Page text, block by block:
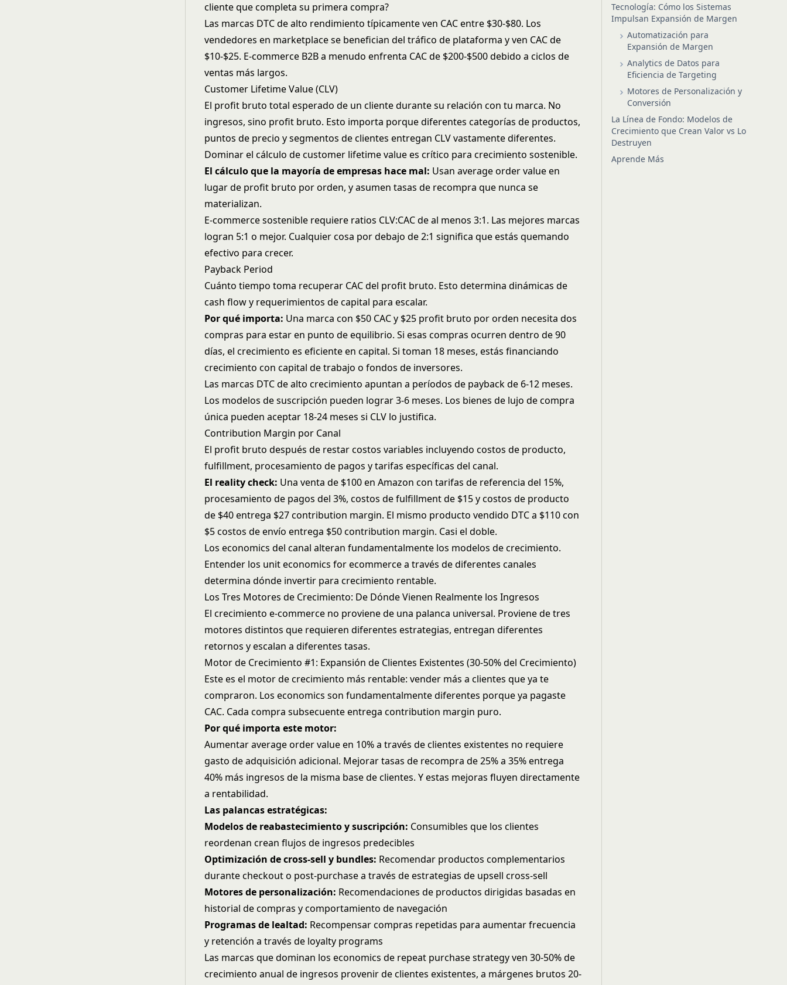
cliente que completa su primera compra?
Las marcas DTC de alto rendimiento típicamente ven CAC entre $30-$80. Los
vendedores en marketplace se benefician del tráfico de plataforma y ven CAC de
$10-$25. E-commerce B2B a menudo enfrenta CAC de $200-$500 debido a ciclos de
ventas más largos.
Customer Lifetime Value (CLV)
El profit bruto total esperado de un cliente durante su relación con tu marca. No
ingresos, sino profit bruto. Esto importa porque diferentes categorías de productos,
puntos de precio y segmentos de clientes entregan CLV vastamente diferentes.
Dominar el cálculo decustomer lifetime valuees crítico para crecimiento sostenible.
El cálculo que la mayoría de empresas hace mal: Usan average order value en
lugar de profit bruto por orden, y asumen tasas de recompra que nunca se
materializan.
E-commerce sostenible requiere ratios CLV:CAC de al menos 3:1. Las mejores marcas
logran 5:1 o mejor. Cualquier cosa por debajo de 2:1 significa que estás quemando
efectivo para crecer.
Payback Period
Cuánto tiempo toma recuperar CAC del profit bruto. Esto determina dinámicas de
cash flow y requerimientos de capital para escalar.
Por qué importa: Una marca con $50 CAC y $25 profit bruto por orden necesita dos
compras para estar en punto de equilibrio. Si esas compras ocurren dentro de 90
días, el crecimiento es eficiente en capital. Si toman 18 meses, estás financiando
crecimiento con capital de trabajo o fondos de inversores.
Las marcas DTC de alto crecimiento apuntan a períodos de payback de 6-12 meses.
Los modelos de suscripción pueden lograr 3-6 meses. Los bienes de lujo de compra
única pueden aceptar 18-24 meses si CLV lo justifica.
Contribution Margin por Canal
El profit bruto después de restar costos variables incluyendo costos de producto,
fulfillment, procesamiento de pagos y tarifas específicas del canal.
El reality check: Una venta de $100 en Amazon con tarifas de referencia del 15%,
procesamiento de pagos del 3%, costos de fulfillment de $15 y costos de producto
de $40 entrega $27 contribution margin. El mismo producto vendido DTC a $110 con
$5 costos de envío entrega $50 contribution margin. Casi el doble.
Los economics del canal alteran fundamentalmente los modelos de crecimiento.
Entender los unit economics for ecommercea través de diferentes canales
determina dónde invertir para crecimiento rentable.
Los Tres Motores de Crecimiento: De Dónde Vienen Realmente los Ingresos
El crecimiento e-commerce no proviene de una palanca universal. Proviene de tres
motores distintos que requieren diferentes estrategias, entregan diferentes
retornos y escalan a diferentes tasas.
Motor de Crecimiento #1: Expansión de Clientes Existentes (30-50% del Crecimiento)
Este es el motor de crecimiento más rentable: vender más a clientes que ya te
compraron. Los economics son fundamentalmente diferentes porque ya pagaste
CAC. Cada compra subsecuente entrega contribution margin puro.
Por qué importa este motor:
Aumentar average order value en 10% a través de clientes existentes no requiere
gasto de adquisición adicional. Mejorar tasas de recompra de 25% a 35% entrega
40% más ingresos de la misma base de clientes. Y estas mejoras fluyen directamente
a rentabilidad.
Las palancas estratégicas:
Modelos de reabastecimiento y suscripción: Consumibles que los clientes
reordenan crean flujos de ingresos predecibles
Optimización de cross-sell y bundles: Recomendar productos complementarios
durante checkout o post-purchase a través de estrategias de upsell cross-sell
Motores de personalización: Recomendaciones de productos dirigidas basadas en
historial de compras y comportamiento de navegación
Programas de lealtad: Recompensar compras repetidas para aumentar frecuencia
y retención a través de loyalty programs
Las marcas que dominan los economics de repeat purchase strategyven 30-50% de
crecimiento anual de ingresos provenir de clientes existentes, a márgenes brutos 20-
Tecnología: Cómo los Sistemas
Impulsan Expansión de Margen
Automatización para
Expansión de Margen
Analytics de Datos para
Eficiencia de Targeting
Motores de Personalización y
Conversión
La Línea de Fondo: Modelos de
Crecimiento que Crean Valor vs Lo
Destruyen
Aprende Más